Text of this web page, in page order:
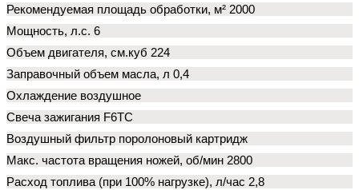
Рекомендуемая площадь обработки, м² 2000
Мощность, л.с. 6
Объем двигателя, см.куб 224
Заправочный объем масла, л 0,4
Охлаждение воздушное
Свеча зажигания F6TC
Воздушный фильтр поролоновый картридж
Макс. частота вращения ножей, об/мин 2800
Расход топлива (при 100% нагрузке), л/час 2,8